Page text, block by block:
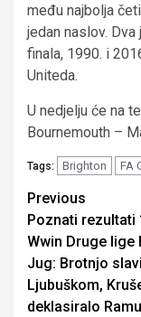
među najbolja
jedan naslov.
finala, 1990. i
Uniteda.
U nedjelju će na
Bournemouth –
Tags: Brighton FA
Continue
Reading
Previous
Poznati rezultati
Wwin Druge lige
Jug: Brotnjo
Ljubuškom,
deklasiralo Ramu